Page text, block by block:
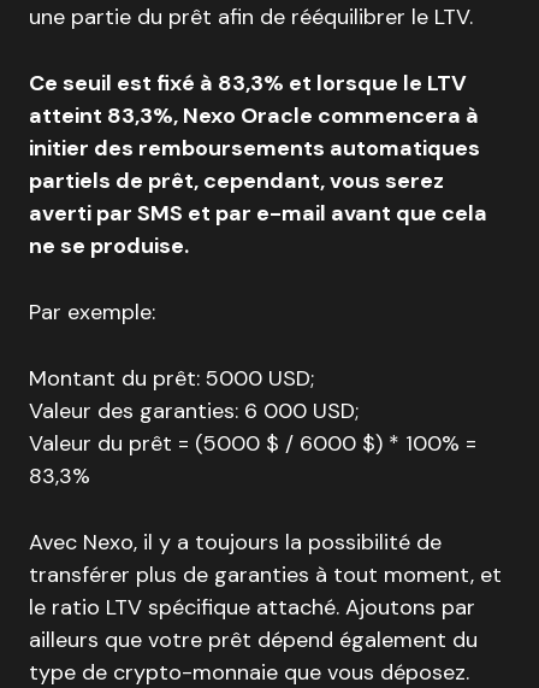
une partie du prêt afin de rééquilibrer le LTV.
Ce seuil est fixé à 83,3% et lorsque le LTV
atteint 83,3%, Nexo Oracle commencera à
initier des remboursements automatiques
partiels de prêt, cependant, vous serez
averti par SMS et par e-mail avant que cela
ne se produise.
Par exemple:
Montant du prêt: 5000 USD;
Valeur des garanties: 6 000 USD;
Valeur du prêt = (5000 $ / 6000 $) * 100% =
83,3%
Avec Nexo, il y a toujours la possibilité de
transférer plus de garanties à tout moment, et
le ratio LTV spécifique attaché. Ajoutons par
ailleurs que votre prêt dépend également du
type de crypto-monnaie que vous déposez.